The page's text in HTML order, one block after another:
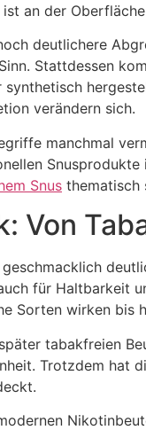
an der
deutlichere
Stattdessen
verändern sich.
manchmal
Snus thematisch
Von
für Haltbarkeit
Sorten wirken bis
tabakfreien
Trotzdem hat